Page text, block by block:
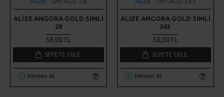
ALIZE ANGORA GOLD SIMLI
28
58,00TL
SEPETE EKLE
Hemen Al
ALIZE ANGORA GOLD SIMLI
363
58,00TL
SEPETE EKLE
Hemen Al